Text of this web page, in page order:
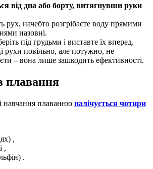
від дна або борту, витягнувши руки
рух, начебто розгрібаєте воду прямими
назовні.
під грудьми і виставте їх вперед.
рухи повільно, але потужно, не
– вона лише зашкодить ефективності.
плавання
навчання плаванню налічується чотири
,
,
.